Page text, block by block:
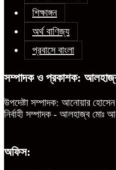
শিক্ষাঙ্গন
অর্থ বাণিজ্য
প্রবাসে বাংলা
সম্পাদক ও প্রকাশক:
উপদেষ্টা সম্পাদক: আনোয়ার
নির্বাহী সম্পাদক - আলহাজ্ব মোঃ
অফিস: